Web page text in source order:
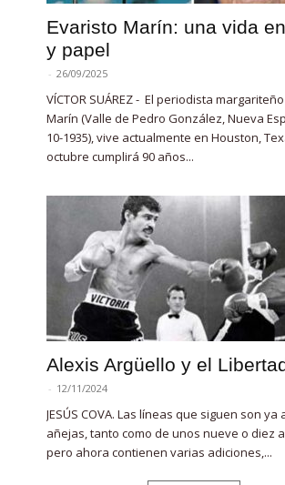
Evaristo Marín: una vida
y papel
- 26/09/2025
VÍCTOR SUÁREZ - El periodista
Marín (Valle de Pedro González, Nueva
10-1935), vive actualmente en Houston,
octubre cumplirá 90 años...
Alexis Argüello y el
- 12/11/2024
JESÚS COVA. Las líneas que siguen son ya
añejas, tanto como de unos nueve o diez
pero ahora contienen varias adiciones,...